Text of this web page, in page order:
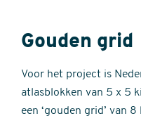
Gouden grid
Voor het project is
atlasblokken van 5 x 5
een ‘gouden grid’ van